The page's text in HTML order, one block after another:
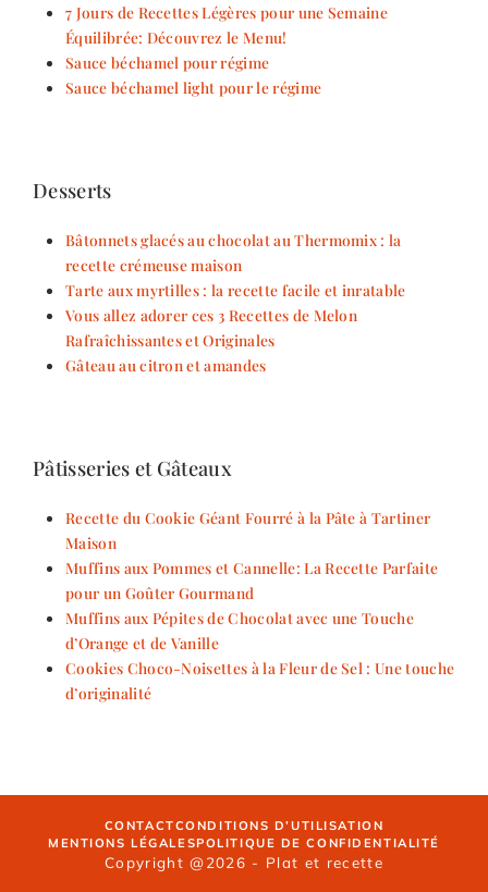
7 Jours de Recettes Légères pour une Semaine
Équilibrée: Découvrez le Menu!
Sauce béchamel pour régime
Sauce béchamel light pour le régime
Desserts
Bâtonnets glacés au chocolat au Thermomix : la
recette crémeuse maison
Tarte aux myrtilles : la recette facile et inratable
Vous allez adorer ces 3 Recettes de Melon
Rafraîchissantes et Originales
Gâteau au citron et amandes
Pâtisseries et Gâteaux
Recette du Cookie Géant Fourré à la Pâte à Tartiner
Maison
Muffins aux Pommes et Cannelle: La Recette Parfaite
pour un Goûter Gourmand
Muffins aux Pépites de Chocolat avec une Touche
d’Orange et de Vanille
Cookies Choco-Noisettes à la Fleur de Sel : Une touche
d’originalité
CONTACTCONDITIONS D’UTILISATION
MENTIONS LÉGALESPOLITIQUE DE CONFIDENTIALITÉ
Copyright @2026 - Plat et recette